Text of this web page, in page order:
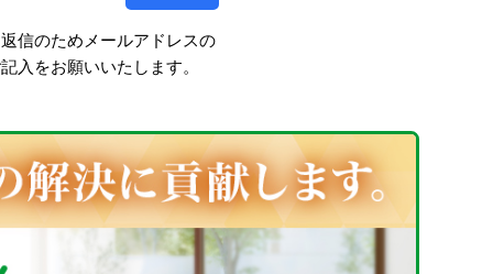
信のためメールアドレスの
入をお願いいたします。